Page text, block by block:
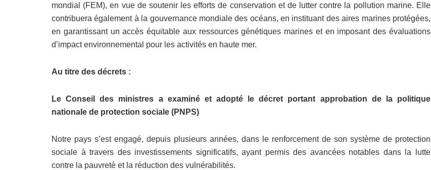
mondial (FEM), en vue de soutenir les efforts de conservation et de lutter contre la pollution marine. Elle
contribuera également à la gouvernance mondiale des océans, en instituant des aires marines protégées,
en garantissant un accès équitable aux ressources génétiques marines et en imposant des évaluations
d’impact environnemental pour les activités en haute mer.
Au titre des décrets :
Le Conseil des ministres a examiné et adopté le décret portant approbation de la politique
nationale de protection sociale (PNPS)
Notre pays s’est engagé, depuis plusieurs années, dans le renforcement de son système de protection
sociale à travers des investissements significatifs, ayant permis des avancées notables dans la lutte
contre la pauvreté et la réduction des vulnérabilités.